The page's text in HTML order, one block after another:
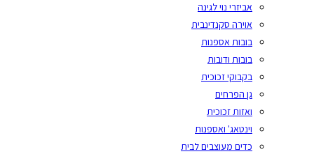
אביזרי נוי לגינה
אוירה סקנדינבית
בובות אספנות
בובות ודובות
בקבוקי זכוכית
גן הפרחים
ואזות זכוכית
וינטאג' ואספנות
כדים מעוצבים לבית